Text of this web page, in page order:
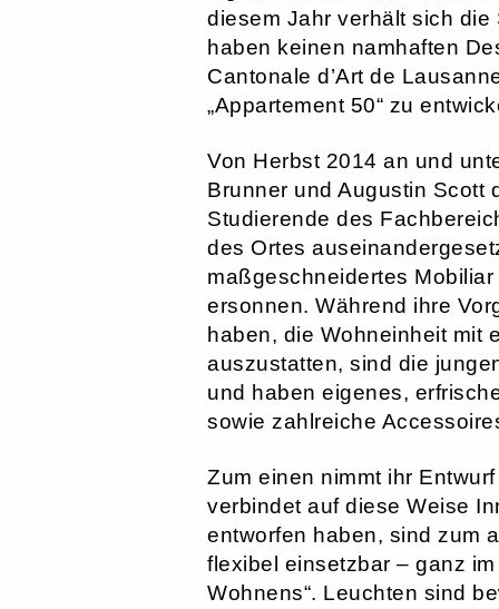
diesem Jahr verhält sich
haben keinen namhaften
Cantonale d’Art de
„Appartement 50“ zu
Von Herbst 2014 an und
Brunner und Augustin Scott
Studierende des
des Ortes
maßgeschneidertes
ersonnen. Während ihre
haben, die Wohneinheit mit
auszustatten, sind die
und haben eigenes,
sowie zahlreiche
Zum einen nimmt ihr
verbindet auf diese Weise
entworfen haben, sind zum
flexibel einsetzbar – ganz
Wohnens“. Leuchten sind